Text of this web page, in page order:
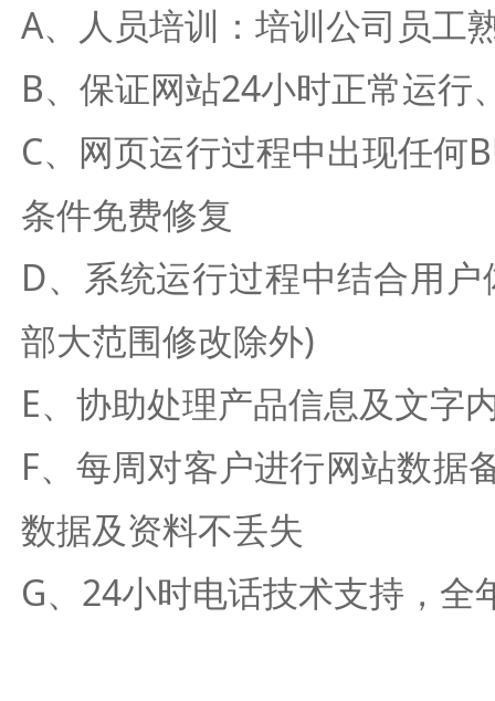
A、人员培训：培训公司员工
B、保证网站24小时正常运行
C、网页运行过程中出现任何
条件免费修复
D、系统运行过程中结合用
部大范围修改除外)
E、协助处理产品信息及文字
F、每周对客户进行网站数据
数据及资料不丢失
G、24小时电话技术支持，